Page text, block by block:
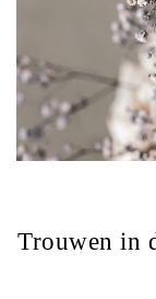
Trouwen in